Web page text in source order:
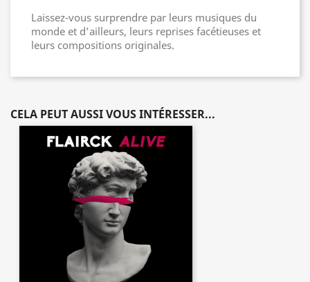
Laissez-vous surprendre par leurs musiques du
monde et d’ailleurs, leurs reprises facétieuses et
leurs compositions originales.
CELA PEUT AUSSI VOUS INTÉRESSER...